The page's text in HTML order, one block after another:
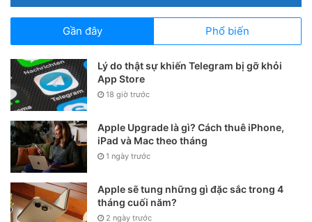
Gần đây Phổ biến
Lý do thật sự khiến Telegram bị gỡ khỏi
App Store
18 giờ trước
Apple Upgrade là gì? Cách thuê iPhone,
iPad và Mac theo tháng
1 ngày trước
Apple sẽ tung những gì đặc sắc trong 4
tháng cuối năm?
2 ngày trước